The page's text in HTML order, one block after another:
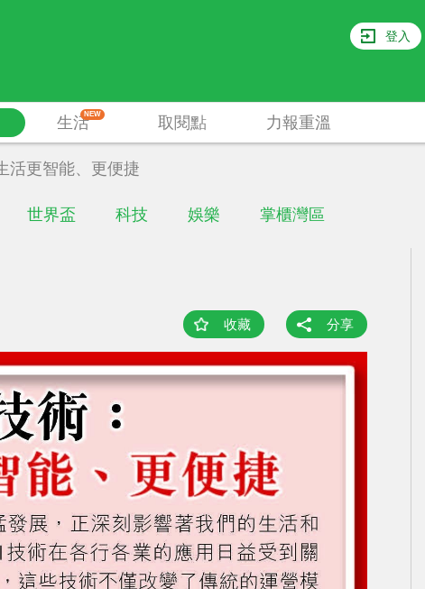
登入
世界盃 科技 娛樂 掌櫃灣區
生活NEW 取閱點 力報重溫
活更智能、更便捷
收藏 分享